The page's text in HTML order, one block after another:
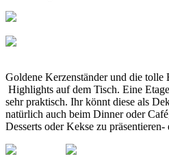
Goldene Kerzenständer und die tolle
Highlights auf dem Tisch. Eine
sehr praktisch. Ihr könnt diese als
natürlich auch beim Dinner oder
Desserts oder Kekse zu